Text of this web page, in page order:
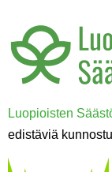
Luopioisten
edistäviä